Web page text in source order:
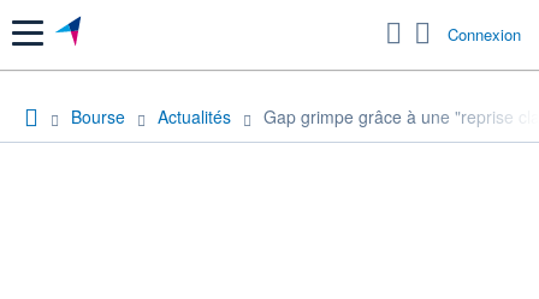
Menu Connexion
Bourse Actualités Gap grimpe grâce à une "reprise